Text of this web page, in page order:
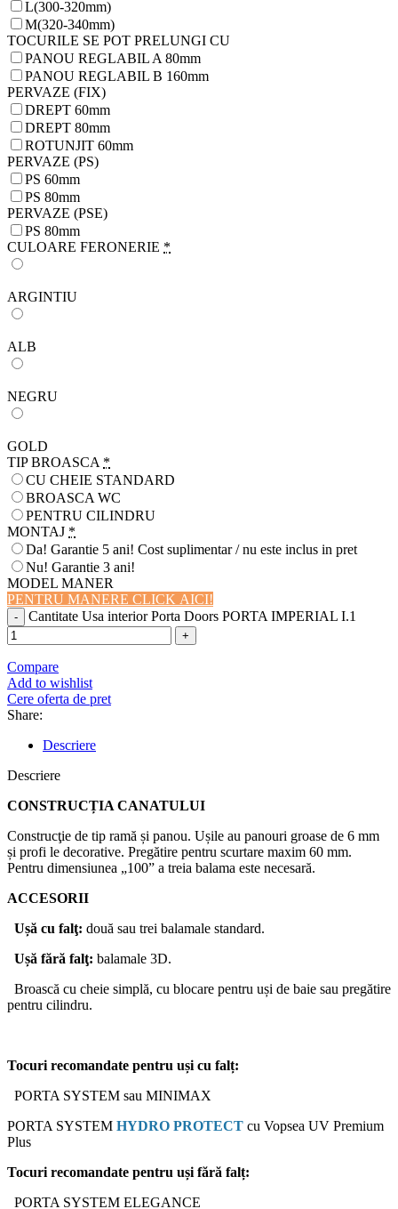
L(300-320mm)
M(320-340mm)
TOCURILE SE POT PRELUNGI CU
PANOU REGLABIL A 80mm
PANOU REGLABIL B 160mm
PERVAZE (FIX)
DREPT 60mm
DREPT 80mm
ROTUNJIT 60mm
PERVAZE (PS)
PS 60mm
PS 80mm
PERVAZE (PSE)
PS 80mm
CULOARE FERONERIE *
ARGINTIU
ALB
NEGRU
GOLD
TIP BROASCA *
CU CHEIE STANDARD
BROASCA WC
PENTRU CILINDRU
MONTAJ *
Da! Garantie 5 ani! Cost suplimentar / nu este inclus in pret
Nu! Garantie 3 ani!
MODEL MANER
PENTRU MANERE CLICK AICI!
Cantitate Usa interior Porta Doors PORTA IMPERIAL I.1
Compare
Add to wishlist
Cere oferta de pret
Share:
Descriere
Descriere
CONSTRUCȚIA CANATULUI
Construcţie de tip ramă și panou. Ușile au panouri groase de 6 mm
și profi le decorative. Pregătire pentru scurtare maxim 60 mm.
Pentru dimensiunea „100” a treia balama este necesară.
ACCESORII
Ușă cu falţ: două sau trei balamale standard.
Ușă fără falţ: balamale 3D.
Broască cu cheie simplă, cu blocare pentru uși de baie sau pregătire
pentru cilindru.
Tocuri recomandate pentru uși cu falț:
PORTA SYSTEM sau MINIMAX
PORTA SYSTEM HYDRO PROTECT cu Vopsea UV Premium
Plus
Tocuri recomandate pentru uși fără falț:
PORTA SYSTEM ELEGANCE